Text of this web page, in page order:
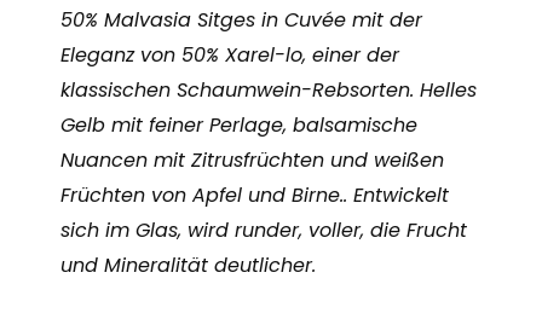
50% Malvasia Sitges in Cuvée mit der
Eleganz von 50% Xarel-lo, einer der
klassischen Schaumwein-Rebsorten. Helles
Gelb mit feiner Perlage, balsamische
Nuancen mit Zitrusfrüchten und weißen
Früchten von Apfel und Birne.. Entwickelt
sich im Glas, wird runder, voller, die Frucht
und Mineralität deutlicher.